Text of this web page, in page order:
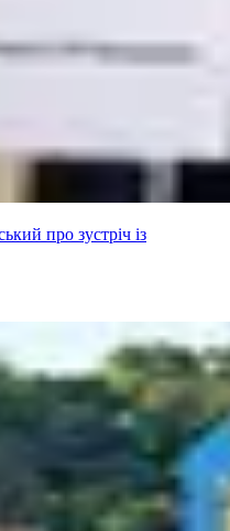
про зустріч із